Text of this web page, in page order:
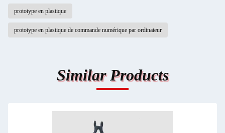
prototype en plastique
prototype en plastique de commande numérique par ordinateur
Similar Products